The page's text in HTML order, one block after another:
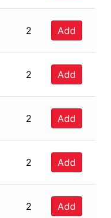
2 Add
2 Add
2 Add
2 Add
2 Add